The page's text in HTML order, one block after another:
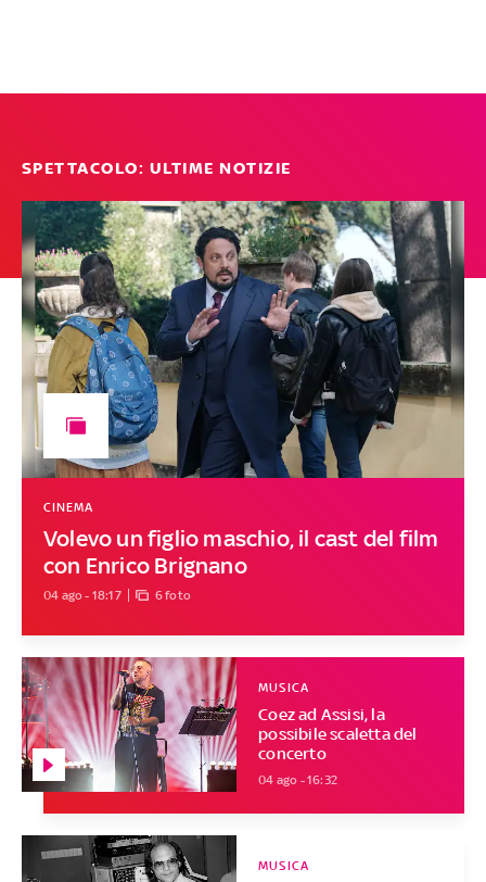
SPETTACOLO: ULTIME NOTIZIE
Volevo un figlio maschio, il cast del film
con Enrico Brignano
CINEMA
04 ago - 18:17 6 foto
Coez ad Assisi, la
possibile scaletta del
concerto
MUSICA
04 ago - 16:32
MUSICA